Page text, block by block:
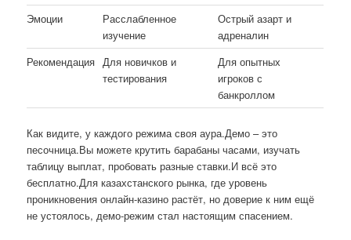
Эмоции
Расслабленное
изучение
Острый азарт и
адреналин
Рекомендация Для новичков и
тестирования
Для опытных
игроков с
банкроллом
Как видите, у каждого режима своя аура.Демо – это
песочница.Вы можете крутить барабаны часами, изучать
таблицу выплат, пробовать разные ставки.И всё это
бесплатно.Для казахстанского рынка, где уровень
проникновения онлайн-казино растёт, но доверие к ним ещё
не устоялось, демо-режим стал настоящим спасением.